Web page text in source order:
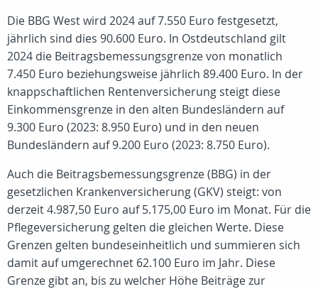
Die BBG West wird 2024 auf 7.550 Euro festgesetzt,
jährlich sind dies 90.600 Euro. In Ostdeutschland gilt
2024 die Beitragsbemessungsgrenze von monatlich
7.450 Euro beziehungsweise jährlich 89.400 Euro. In der
knappschaftlichen Rentenversicherung steigt diese
Einkommensgrenze in den alten Bundesländern auf
9.300 Euro (2023: 8.950 Euro) und in den neuen
Bundesländern auf 9.200 Euro (2023: 8.750 Euro).
Auch die Beitragsbemessungsgrenze (BBG) in der
gesetzlichen Krankenversicherung (GKV) steigt: von
derzeit 4.987,50 Euro auf 5.175,00 Euro im Monat. Für die
Pflegeversicherung gelten die gleichen Werte. Diese
Grenzen gelten bundeseinheitlich und summieren sich
damit auf umgerechnet 62.100 Euro im Jahr. Diese
Grenze gibt an, bis zu welcher Höhe Beiträge zur